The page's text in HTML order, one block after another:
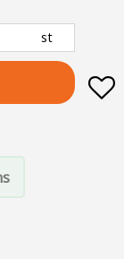
st